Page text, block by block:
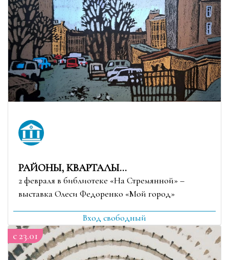
РАЙОНЫ, КВАРТАЛЫ…
2 февраля в библиотеке «На Стремянной» –
выставка Олеси Федоренко «Мой город»
Вход свободный
c 23.01